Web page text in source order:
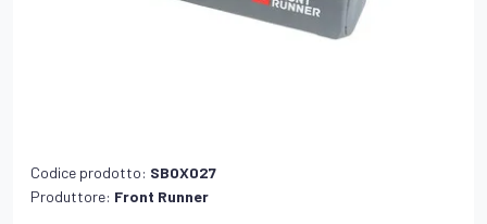
Codice prodotto: SBOX027
Produttore: Front Runner